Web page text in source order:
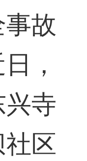
故
，
兴寺
区